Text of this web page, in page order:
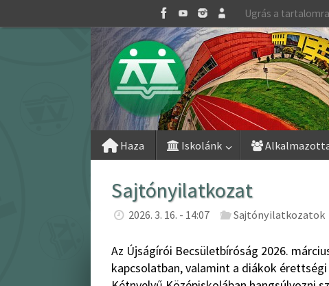
to
Ugrás a tartalomra
Haza Iskolánk
Sajtónyilatkozat
2026. 3. 16. - 14:07 Sajtónyilatkozatok
Az Újságírói Becsületbíróság 2026.
kapcsolatban, valamint a diákok